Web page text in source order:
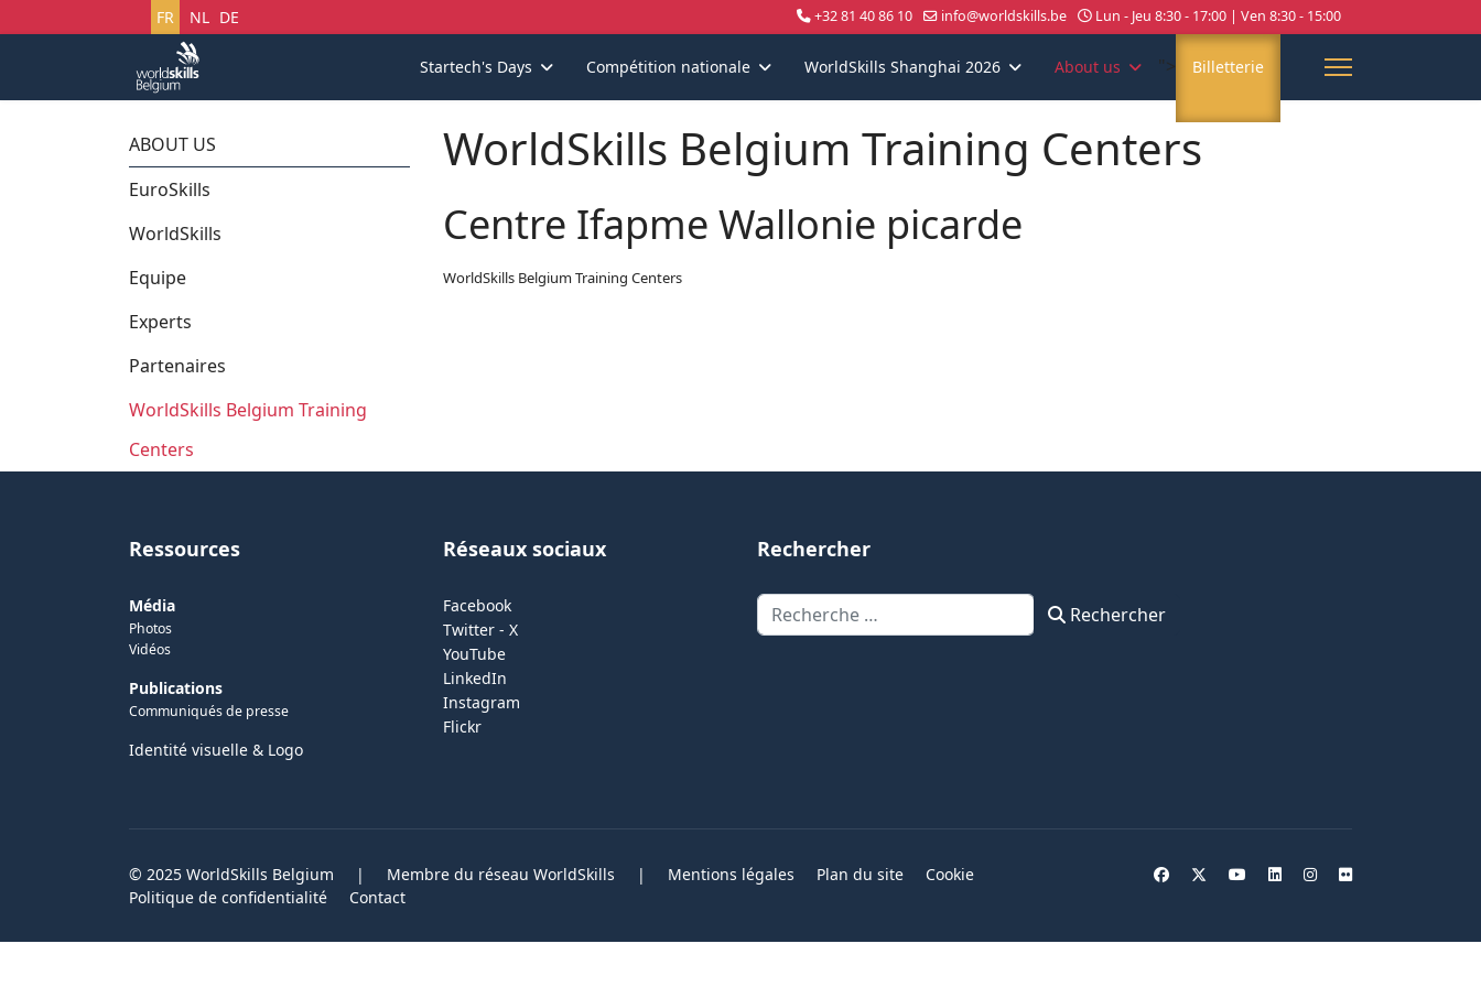
Sélectionnez votre langue
FR NL DE +32 81 40 86 10 info@worldskills.be Lun - Jeu 8:30 - 17:00 | Ven 8:30 - 15:00
Startech's Days Compétition nationale WorldSkills Shanghai 2026 About us "> Billetterie
ABOUT US
EuroSkills
WorldSkills
Equipe
Experts
Partenaires
WorldSkills Belgium Training
Centers
WorldSkills Belgium Training Centers
Centre Ifapme Wallonie picarde
WorldSkills Belgium Training Centers
Ressources
Média
Photos
Vidéos
Publications
Communiqués de presse
Identité visuelle & Logo
Réseaux sociaux
Facebook
Twitter - X
YouTube
LinkedIn
Instagram
Flickr
Rechercher
Rechercher Rechercher
© 2025 WorldSkills Belgium | Membre du réseau WorldSkills | Mentions légales Plan du site
Cookie
Politique de confidentialité
Contact